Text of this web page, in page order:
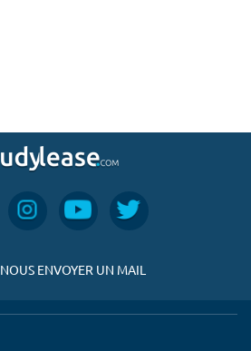
NOUS ENVOYER UN MAIL